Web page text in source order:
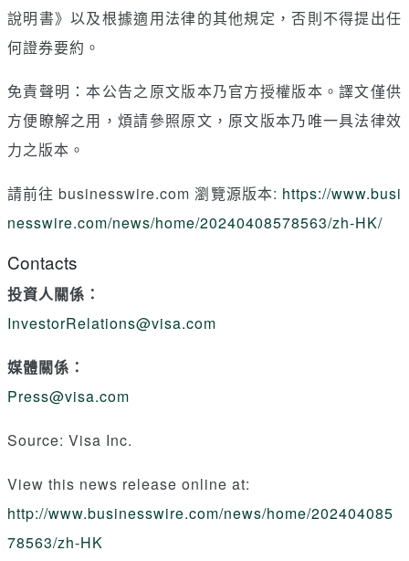
說明書》以及根據適用法律的其他規定，否則不得提出任
何證券要約。
免責聲明：本公告之原文版本乃官方授權版本。譯文僅供
方便瞭解之用，煩請參照原文，原文版本乃唯一具法律效
力之版本。
請前往 businesswire.com 瀏覽源版本: https://www.busi
nesswire.com/news/home/20240408578563/zh-HK/
Contacts
投資人關係：
InvestorRelations@visa.com
媒體關係：
Press@visa.com
Source: Visa Inc.
View this news release online at:
http://www.businesswire.com/news/home/202404085
78563/zh-HK